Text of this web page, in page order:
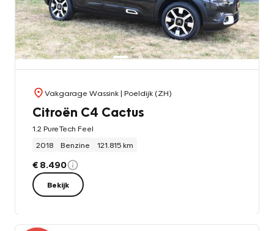
Vakgarage Wassink| Poeldijk (ZH)
Citroën C4 Cactus
1.2 PureTech Feel
2018
Benzine 121.815 km
€ 8.490
Bekijk